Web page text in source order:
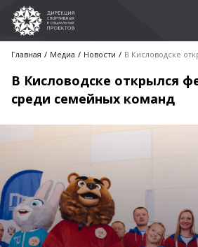
Главная Медиа Новости
В Кисловодске открылся
среди семейных команд